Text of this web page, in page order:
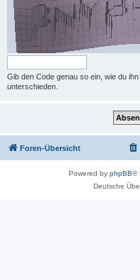
Gib den Code genau so ein, wie du
unterschieden.
Foren-Übersicht
Powered by phpBB®
Deutsche